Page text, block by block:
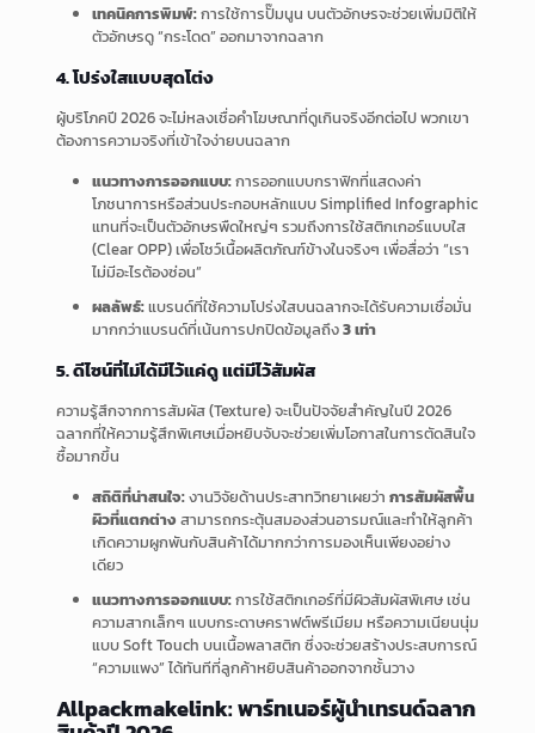
เทคนิคการพิมพ์:การใช้การปั๊มนูน บนตัวอักษรจะช่วยเพิ่มมิติให้
ตัวอักษรดู “กระโดด” ออกมาจากฉลาก
4. โปร่งใสแบบสุดโต่ง
ผู้บริโภคปี 2026 จะไม่หลงเชื่อคำโฆษณาที่ดูเกินจริงอีกต่อไป พวกเขา
ต้องการความจริงที่เข้าใจง่ายบนฉลาก
แนวทางการออกแบบ:การออกแบบกราฟิกที่แสดงค่า
โภชนาการหรือส่วนประกอบหลักแบบ Simplified Infographic
แทนที่จะเป็นตัวอักษรพืดใหญ่ๆ รวมถึงการใช้สติกเกอร์แบบใส
(Clear OPP) เพื่อโชว์เนื้อผลิตภัณฑ์ข้างในจริงๆ เพื่อสื่อว่า “เรา
ไม่มีอะไรต้องซ่อน”
ผลลัพธ์:แบรนด์ที่ใช้ความโปร่งใสบนฉลากจะได้รับความเชื่อมั่น
มากกว่าแบรนด์ที่เน้นการปกปิดข้อมูลถึง3 เท่า
5. ดีไซน์ที่ไม่ได้มีไว้แค่ดู แต่มีไว้สัมผัส
ความรู้สึกจากการสัมผัส (Texture) จะเป็นปัจจัยสำคัญในปี 2026
ฉลากที่ให้ความรู้สึกพิเศษเมื่อหยิบจับจะช่วยเพิ่มโอกาสในการตัดสินใจ
ซื้อมากขึ้น
สถิติที่น่าสนใจ:งานวิจัยด้านประสาทวิทยาเผยว่า การสัมผัสพื้น
ผิวที่แตกต่างสามารถกระตุ้นสมองส่วนอารมณ์และทำให้ลูกค้า
เกิดความผูกพันกับสินค้าได้มากกว่าการมองเห็นเพียงอย่าง
เดียว
แนวทางการออกแบบ:การใช้สติกเกอร์ที่มีผิวสัมผัสพิเศษ เช่น
ความสากเล็กๆ แบบกระดาษคราฟต์พรีเมียม หรือความเนียนนุ่ม
แบบ Soft Touch บนเนื้อพลาสติก ซึ่งจะช่วยสร้างประสบการณ์
“ความแพง” ได้ทันทีที่ลูกค้าหยิบสินค้าออกจากชั้นวาง
Allpackmakelink: พาร์ทเนอร์ผู้นำเทรนด์ฉลาก